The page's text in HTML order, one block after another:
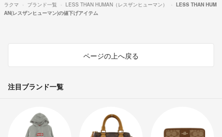
ラクマ ブランド一覧 LESS THAN HUMAN（レスザンヒューマン）
LESS THAN HUM
AN(レスザンヒューマン)の値下げアイテム
ページの上へ戻る
注目ブランド一覧